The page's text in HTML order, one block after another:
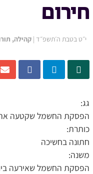
חירום
י״ט בטבת ה׳תשפ״ד | קהילה,
גג:
הפסקת החשמל שקטעה את
כותרת:
חתונה בחשיכה
משנה: